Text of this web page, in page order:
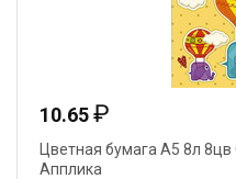
10.65₽
Цветная бумага А5 8л
Апплика